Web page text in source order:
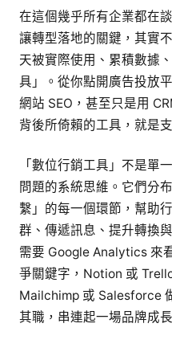
在這個幾乎所有企業都在
讓轉型落地的關鍵，其實
天被實際使用、累積數據
具」。從你點開廣告投放
網站 SEO，甚至只是用
背後所倚賴的工具，就是
「數位行銷工具」不是單
問題的系統思維。它們分
繫」的每一個環節，幫助
群、傳遞訊息、提升轉換
需要 Google Analytics 來
爭關鍵字，Notion 或
Mailchimp 或 Salesforce
其職，串連起一場品牌成
功
能
與
實
用
推